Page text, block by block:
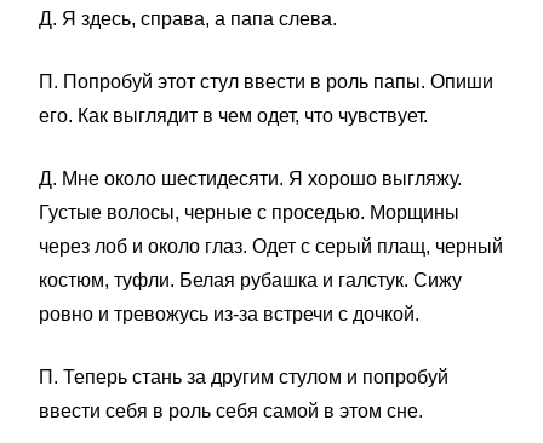
Д. Я здесь, справа, а папа слева.
П. Попробуй этот стул ввести в роль папы. Опиши
его. Как выглядит в чем одет, что чувствует.
Д. Мне около шестидесяти. Я хорошо выгляжу.
Густые волосы, черные с проседью. Морщины
через лоб и около глаз. Одет с серый плащ, черный
костюм, туфли. Белая рубашка и галстук. Сижу
ровно и тревожусь из-за встречи с дочкой.
П. Теперь стань за другим стулом и попробуй
ввести себя в роль себя самой в этом сне.